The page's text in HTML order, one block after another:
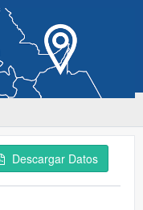
Descargar Datos